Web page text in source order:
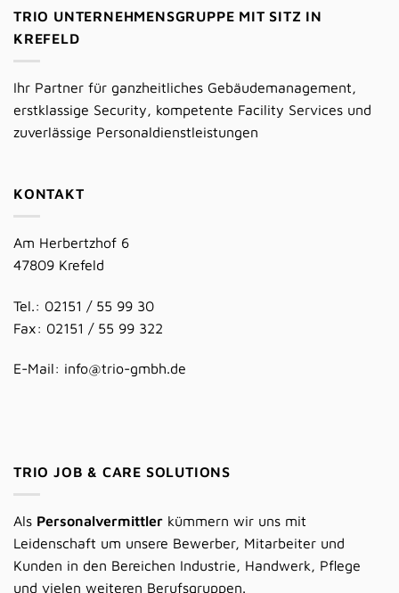
TRIO UNTERNEHMENSGRUPPE MIT SITZ IN
KREFELD
Ihr Partner für ganzheitliches Gebäudemanagement,
erstklassige Security, kompetente Facility Services und
zuverlässige Personaldienstleistungen
KONTAKT
Am Herbertzhof 6
47809 Krefeld
Tel.: 02151 / 55 99 30
Fax: 02151 / 55 99 322
E-Mail: info@trio-gmbh.de
TRIO JOB & CARE SOLUTIONS
Als Personalvermittler kümmern wir uns mit
Leidenschaft um unsere Bewerber, Mitarbeiter und
Kunden in den Bereichen Industrie, Handwerk, Pflege
und vielen weiteren Berufsgruppen.